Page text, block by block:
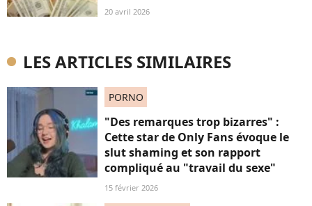
20 avril 2026
LES ARTICLES SIMILAIRES
PORNO
"Des remarques trop bizarres" :
Cette star de Only Fans évoque le
slut shaming et son rapport
compliqué au "travail du sexe"
15 février 2026